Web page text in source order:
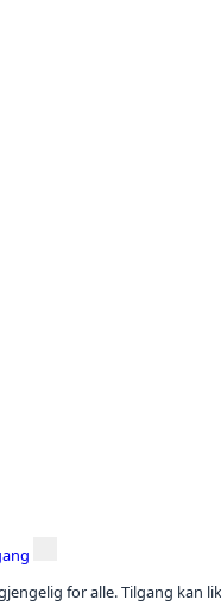
for alle. Tilgang kan